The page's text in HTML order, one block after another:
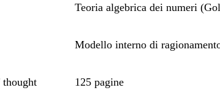
Teoria algebrica dei numeri
Modello interno di
thought 125 pagine